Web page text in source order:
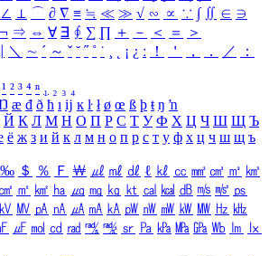
∠ ⊥ ⌒ ∂ ∇ ≡ ≒ ≪ ≫ √ ∽ ∝ ∵ ∫ ∬ ∈ ∋
⇒ ⇔ ∀ ∃ ∮ ∑ ∏ ＋ － ＜ ＝
＞
＼ ∼ ´ ～ ˇ ˘ ˝ ˚ ˙ ¸ ¡ ¿ ː ！ ＇ ， ． ／
：
¹ ² ³ ⁴ ⁿ ₁ ₂ ₃ ₄
æ đ ð ħ ı ĳ ĸ ŀ ł ø œ ß þ ŧ ŋ ŉ
Й К Л М Н О П Р С Т У Ф Х Ц Ч Ш Щ Ъ
ё ж з и й к л м н о п р с т у ф х ц ч ш щ ъ
‰ ＄ ％ Ｆ ￦ ㎕ ㎖ ㎗ ℓ ㎘ ㏄ ㎣ ㎤ ㎥ ㎦
㎠ ㎡ ㎢ ㏊ ㎍ ㎎ ㎏ ㏏ ㎈ ㎉ ㏈ ㎧ ㎨ ㎰
㎸ ㎹ ㎀ ㎁ ㎂ ㎃ ㎄ ㎺ ㎻ ㎽ ㎾ ㎿ ㎐ ㎑
㎌ ㏖ ㏅ ㎭ ㎮ ㎯ ㏛ ㎩ ㎪ ㎫ ㎬ ㏝ ㏐
㏓